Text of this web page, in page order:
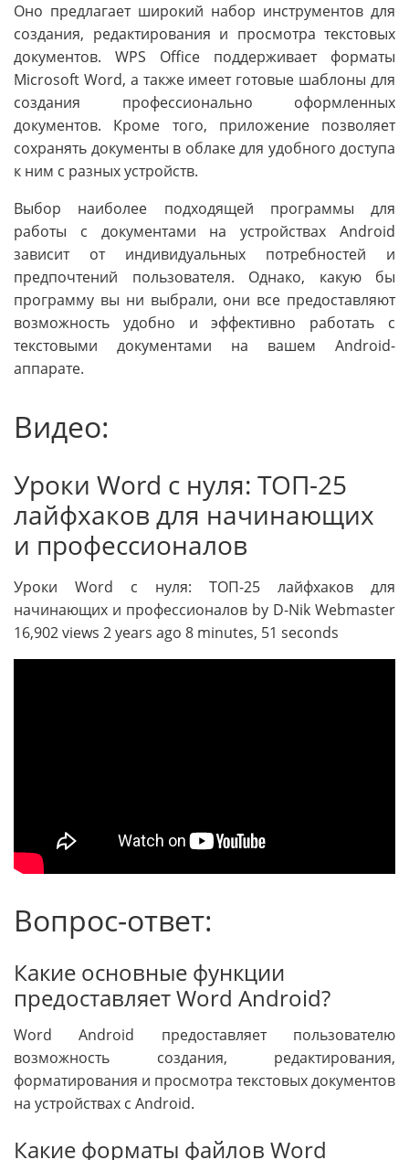
Оно предлагает широкий набор инструментов для
создания, редактирования и просмотра текстовых
документов. WPS Office поддерживает форматы
Microsoft Word, а также имеет готовые шаблоны для
создания профессионально оформленных
документов. Кроме того, приложение позволяет
сохранять документы в облаке для удобного доступа
к ним с разных устройств.
Выбор наиболее подходящей программы для
работы с документами на устройствах Android
зависит от индивидуальных потребностей и
предпочтений пользователя. Однако, какую бы
программу вы ни выбрали, они все предоставляют
возможность удобно и эффективно работать с
текстовыми документами на вашем Android-
аппарате.
Видео:
Уроки Word с нуля: ТОП-25
лайфхаков для начинающих
и профессионалов
Уроки Word с нуля: ТОП-25 лайфхаков для
начинающих и профессионалов by D-Nik Webmaster
16,902 views 2 years ago 8 minutes, 51 seconds
Вопрос-ответ:
Какие основные функции
предоставляет Word Android?
Word Android предоставляет пользователю
возможность создания, редактирования,
форматирования и просмотра текстовых документов
на устройствах с Android.
Какие форматы файлов Word